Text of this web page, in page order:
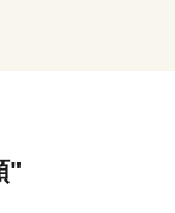
備され、新し
"